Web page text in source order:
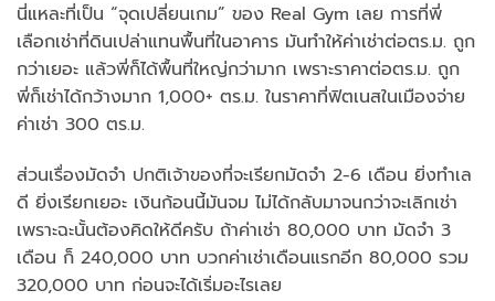
นี่แหละที่เป็น “จุดเปลี่ยนเกม” ของ Real Gym เลย การที่พี่
เลือกเช่าที่ดินเปล่าแทนพื้นที่ในอาคาร มันทำให้ค่าเช่าต่อตร.ม. ถูก
กว่าเยอะ แล้วพี่ก็ได้พื้นที่ใหญ่กว่ามาก เพราะราคาต่อตร.ม. ถูก
พี่ก็เช่าได้กว้างมาก 1,000+ ตร.ม. ในราคาที่ฟิตเนสในเมืองจ่าย
ค่าเช่า 300 ตร.ม.
ส่วนเรื่องมัดจำ ปกติเจ้าของที่จะเรียกมัดจำ 2-6 เดือน ยิ่งทำเล
ดี ยิ่งเรียกเยอะ เงินก้อนนี้มันจม ไม่ได้กลับมาจนกว่าจะเลิกเช่า
เพราะฉะนั้นต้องคิดให้ดีครับ ถ้าค่าเช่า 80,000 บาท มัดจำ 3
เดือน ก็ 240,000 บาท บวกค่าเช่าเดือนแรกอีก 80,000 รวม
320,000 บาท ก่อนจะได้เริ่มอะไรเลย